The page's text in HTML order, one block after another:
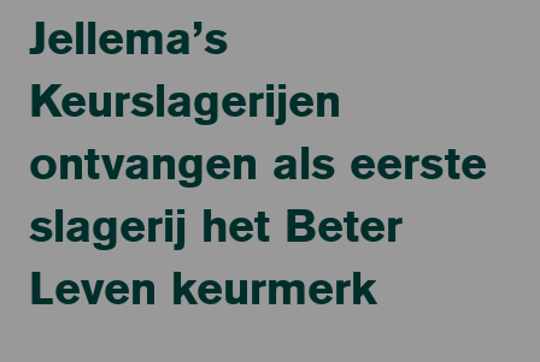
Jellema’s
Keurslagerijen
ontvangen als eerste
slagerij het Beter
Leven keurmerk